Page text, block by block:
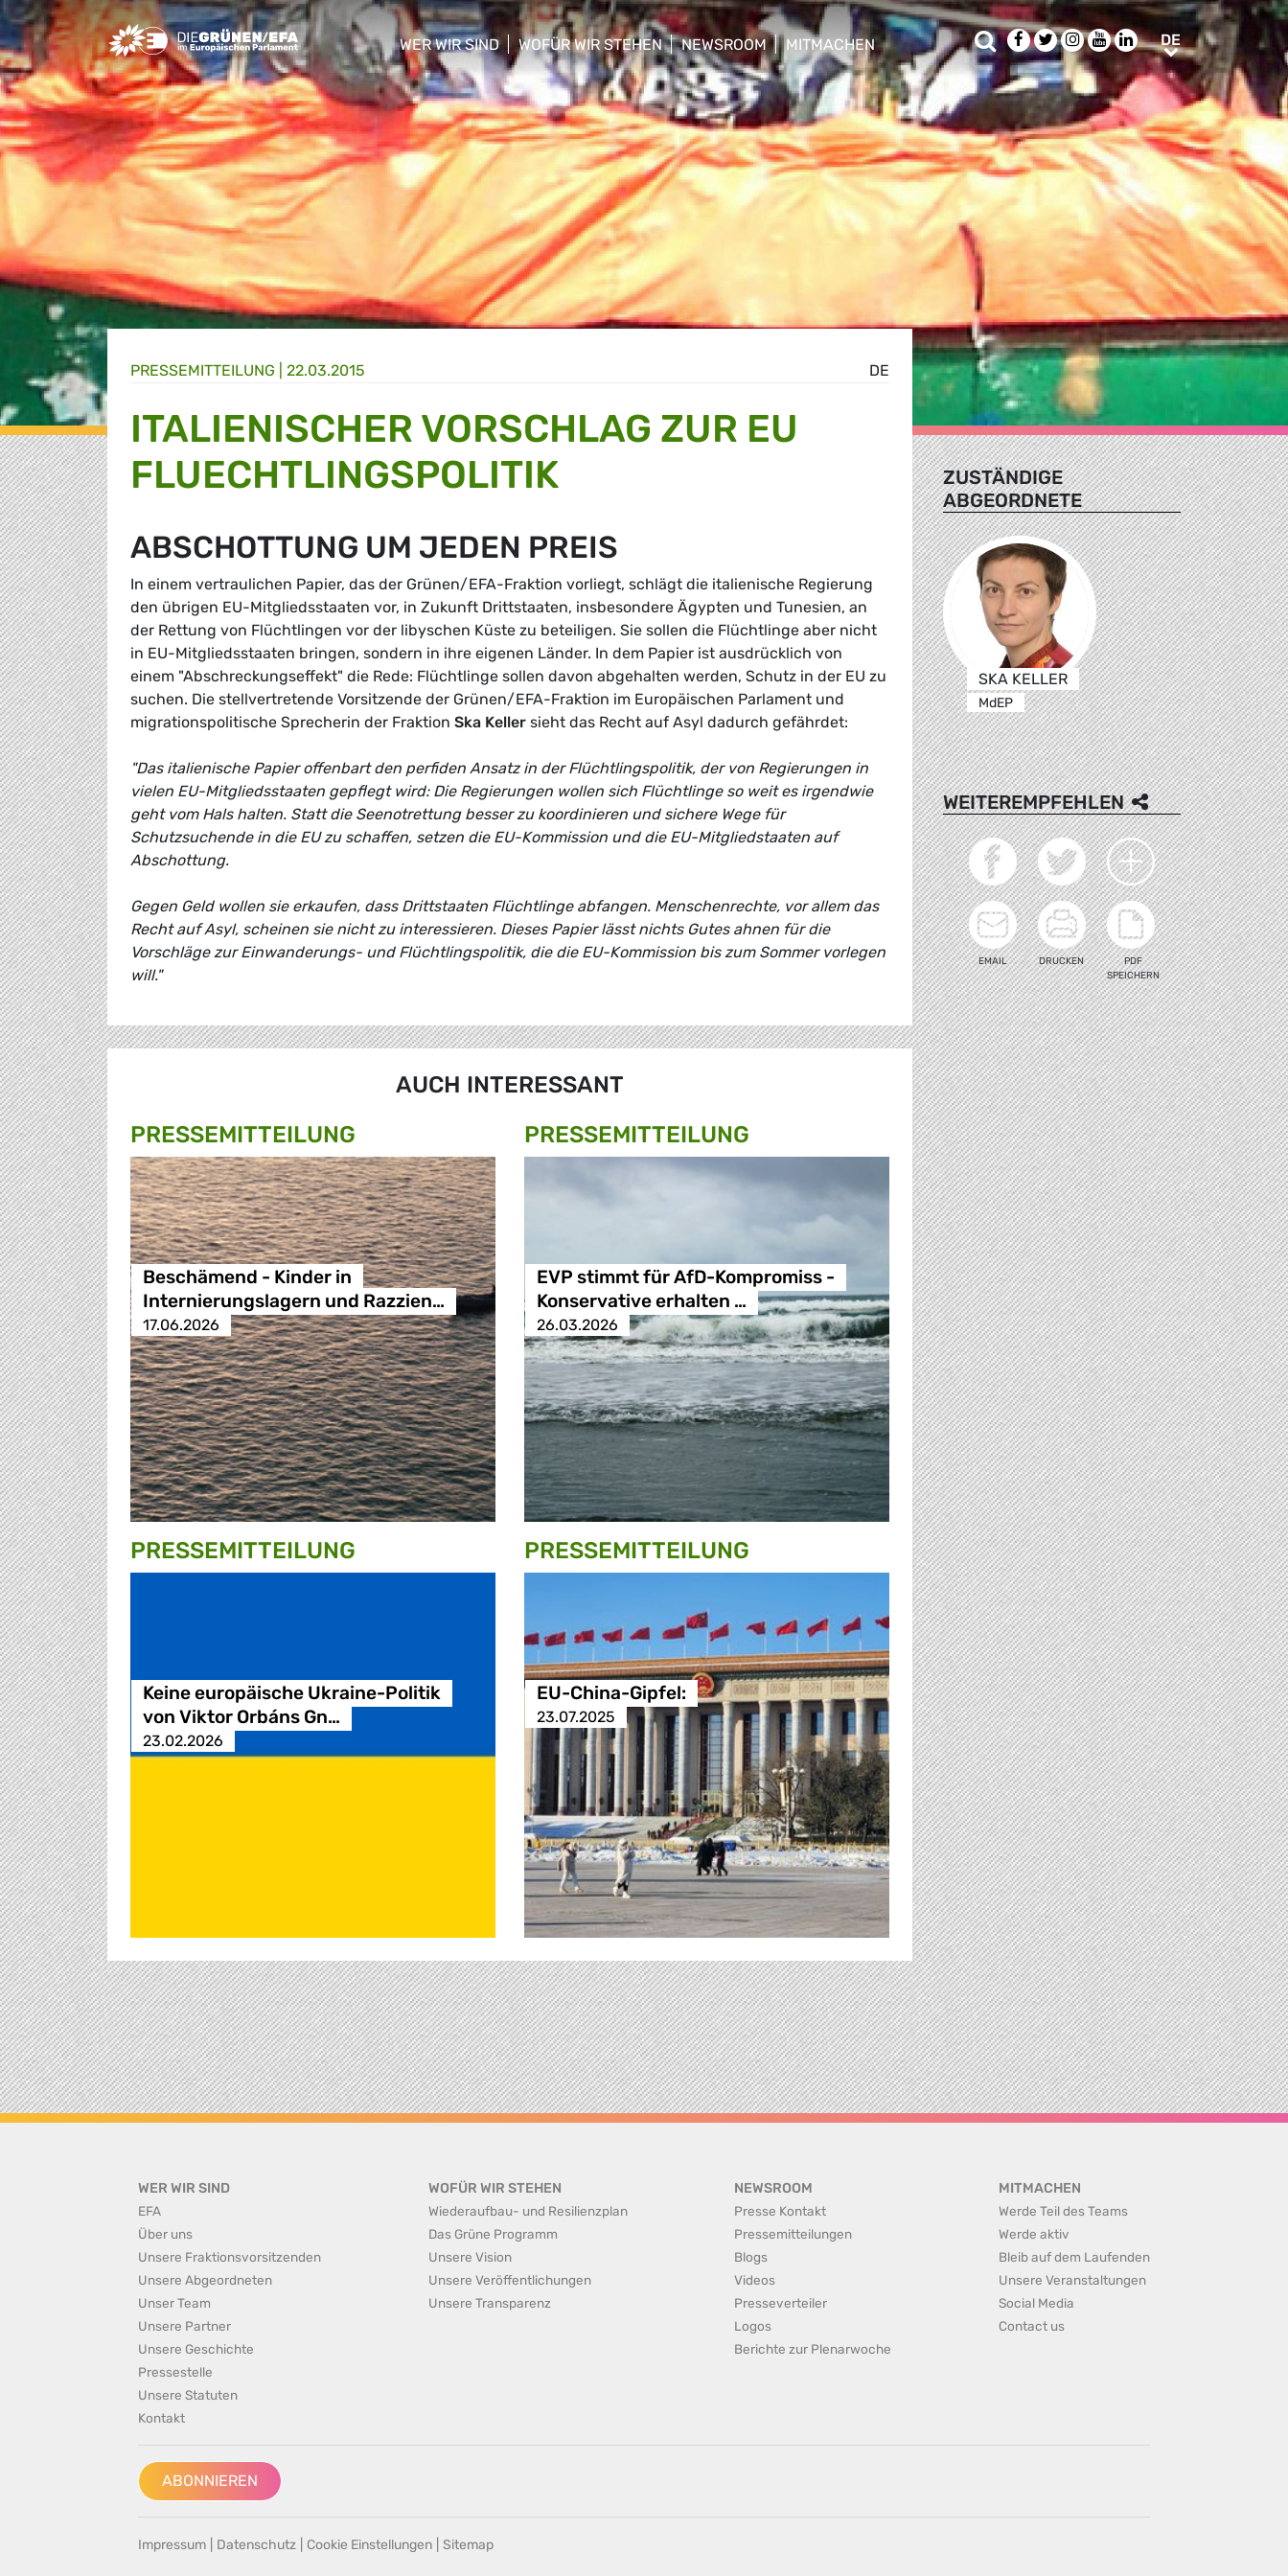
Greens/EFA Home
WER WIR SIND
show/hide sub menu
WOFÜR WIR STEHEN
show/hide sub menu
NEWSROOM
show/hide sub menu
MITMACHEN
show/hide sub menu
SucheFacebook
TwitterInstagram
Youtube
LinkedIn
DEDE
DE
PRESSE­MITTEILUNG 22.03.2015
ITALIENISCHER VORSCHLAG ZUR EU
FLUECHTLINGSPOLITIK
ABSCHOTTUNG UM JEDEN PREIS
In einem vertraulichen Papier, das der Grünen/EFA-Fraktion vorliegt, schlägt die italienische Regierung
den übrigen EU-Mitgliedsstaaten vor, in Zukunft Drittstaaten, insbesondere Ägypten und Tunesien, an
der Rettung von Flüchtlingen vor der libyschen Küste zu beteiligen. Sie sollen die Flüchtlinge aber nicht
in EU-Mitgliedsstaaten bringen, sondern in ihre eigenen Länder. In dem Papier ist ausdrücklich von
einem "Abschreckungseffekt" die Rede: Flüchtlinge sollen davon abgehalten werden, Schutz in der EU zu
suchen. Die stellvertretende Vorsitzende der Grünen/EFA-Fraktion im Europäischen Parlament und
migrationspolitische Sprecherin der Fraktion Ska Keller sieht das Recht auf Asyl dadurch gefährdet:
"Das italienische Papier offenbart den perfiden Ansatz in der Flüchtlingspolitik, der von Regierungen in
vielen EU-Mitgliedsstaaten gepflegt wird: Die Regierungen wollen sich Flüchtlinge so weit es irgendwie
geht vom Hals halten. Statt die Seenotrettung besser zu koordinieren und sichere Wege für
Schutzsuchende in die EU zu schaffen, setzen die EU-Kommission und die EU-Mitgliedstaaten auf
Abschottung.
Gegen Geld wollen sie erkaufen, dass Drittstaaten Flüchtlinge abfangen. Menschenrechte, vor allem das
Recht auf Asyl, scheinen sie nicht zu interessieren. Dieses Papier lässt nichts Gutes ahnen für die
Vorschläge zur Einwanderungs- und Flüchtlingspolitik, die die EU-Kommission bis zum Sommer vorlegen
will."
AUCH INTERESSANT
PRESSE­MITTEILUNG
Beschämend - Kinder in
Internierungslagern und Razzien…
17.06.2026
PRESSE­MITTEILUNG
EVP stimmt für AfD-Kompromiss -
Konservative erhalten …
26.03.2026
PRESSE­MITTEILUNG
Keine europäische Ukraine-Politik
von Viktor Orbáns Gn…
23.02.2026
PRESSE­MITTEILUNG
EU-China-Gipfel:
23.07.2025
ZUSTÄNDIGE
ABGEORDNETE
SKA KELLER
MdEP
WEITEREMPFEHLEN
EMAIL DRUCKEN
PDF
SPEICHERN
WER WIR SIND
EFA
Über uns
Unsere Fraktionsvorsitzenden
Unsere Abgeordneten
Unser Team
Unsere Partner
Unsere Geschichte
Pressestelle
Unsere Statuten
Kontakt
WOFÜR WIR STEHEN
Wiederaufbau- und Resilienzplan
Das Grüne Programm
Unsere Vision
Unsere Veröffentlichungen
Unsere Transparenz
NEWSROOM
Presse Kontakt
Pressemitteilungen
Blogs
Videos
Presseverteiler
Logos
Berichte zur Plenarwoche
MITMACHEN
Werde Teil des Teams
Werde aktiv
Bleib auf dem Laufenden
Unsere Veranstaltungen
Social Media
Contact us
ABONNIEREN
Impressum Datenschutz Cookie Einstellungen Sitemap